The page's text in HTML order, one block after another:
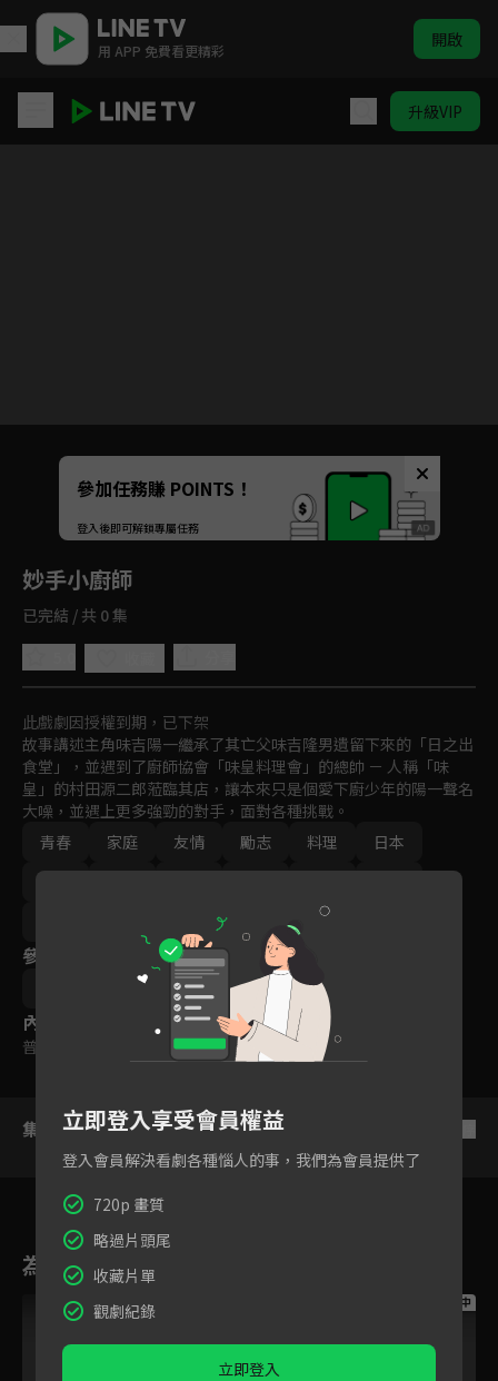
用 APP 免費看更精彩 開啟
升級VIP
Unmute
如有不便請見諒
參加任務賺 POINTS！
登入後即可解鎖專屬任務
妙手小廚師
已完結 / 共 0 集
此戲劇因授權到期，已下架
故事講述主角味吉陽一繼承了其亡父味吉隆男遺留下來的「日之出
食堂」，並遇到了廚師協會「味皇料理會」的總帥 － 人稱「味
皇」的村田源二郎蒞臨其店，讓本來只是個愛下廚少年的陽一聲名
大噪，並遇上更多強勁的對手，面對各種挑戰。
青春
家庭 友情 勵志 料理
日本
參與演員
內容標籤
普遍級
集數列表
為您推薦
跟播中 跟播中
立即登入享受會員權益
登入會員解決看劇各種惱人的事，我們為會員提供了
720p 畫質
略過片頭尾
收藏片單
觀劇紀錄
立即登入